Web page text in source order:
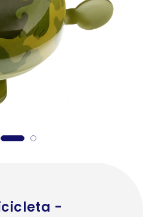
-